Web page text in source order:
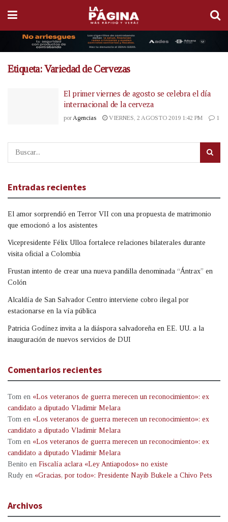
Etiqueta:Variedad de Cervezas
El primer viernes de agosto se celebra el día
internacional de la cerveza
por Agencias VIERNES, 2 AGOSTO 2019 1:42 PM 1
Entradas recientes
El amor sorprendió en Terror VII con una propuesta de matrimonio
que emocionó a los asistentes
Vicepresidente Félix Ulloa fortalece relaciones bilaterales durante
visita oficial a Colombia
Frustan intento de crear una nueva pandilla denominada “Ántrax” en
Colón
Alcaldía de San Salvador Centro interviene cobro ilegal por
estacionarse en la vía pública
Patricia Godínez invita a la diáspora salvadoreña en EE. UU. a la
inauguración de nuevos servicios de DUI
Comentarios recientes
Tom en «Los veteranos de guerra merecen un reconocimiento»: ex
candidato a diputado Vladimir Melara
Tom en «Los veteranos de guerra merecen un reconocimiento»: ex
candidato a diputado Vladimir Melara
Tom en «Los veteranos de guerra merecen un reconocimiento»: ex
candidato a diputado Vladimir Melara
Benito en Fiscalía aclara «Ley Antiapodos» no existe
Rudy en «Gracias, por todo»: Presidente Nayib Bukele a Chivo Pets
Archivos